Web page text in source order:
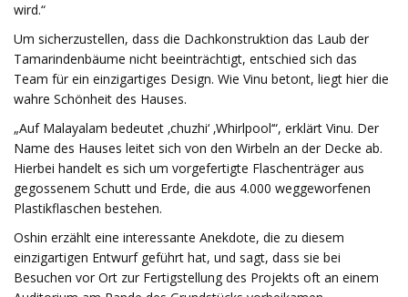
wird.“
Um sicherzustellen, dass die Dachkonstruktion das Laub der
Tamarindenbäume nicht beeinträchtigt, entschied sich das
Team für ein einzigartiges Design. Wie Vinu betont, liegt hier die
wahre Schönheit des Hauses.
„Auf Malayalam bedeutet ‚chuzhi‘ ‚Whirlpool‘“, erklärt Vinu. Der
Name des Hauses leitet sich von den Wirbeln an der Decke ab.
Hierbei handelt es sich um vorgefertigte Flaschenträger aus
gegossenem Schutt und Erde, die aus 4.000 weggeworfenen
Plastikflaschen bestehen.
Oshin erzählt eine interessante Anekdote, die zu diesem
einzigartigen Entwurf geführt hat, und sagt, dass sie bei
Besuchen vor Ort zur Fertigstellung des Projekts oft an einem